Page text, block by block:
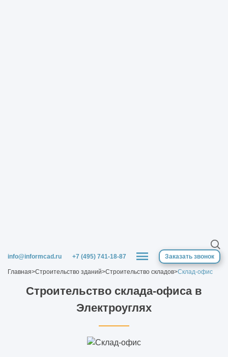
info@informcad.ru +7 (495) 741-18-87 Заказать звонок
Главная>Строительство зданий>Строительство складов>Склад-офис
Строительство склада-офиса в
Электроуглях